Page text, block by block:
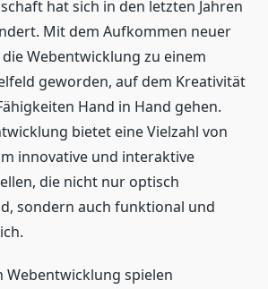
hat sich in den letzten Jahren
Mit dem Aufkommen neuer
Webentwicklung zu einem
geworden, auf dem Kreativität
Hand in Hand gehen.
bietet eine Vielzahl von
innovative und interaktive
die nicht nur optisch
sondern auch funktional und
spielen